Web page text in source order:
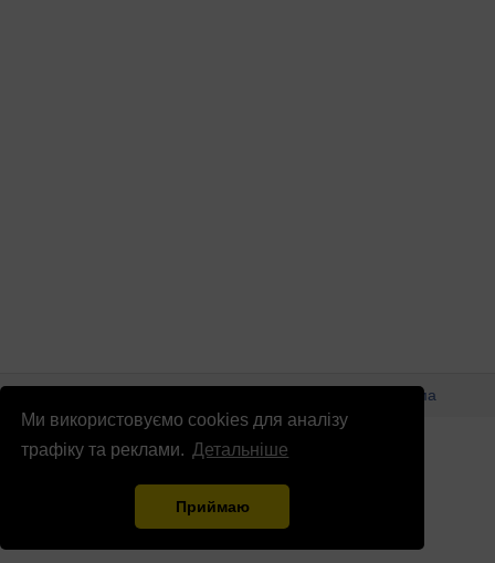
Ми використовуємо cookies для аналізу
трафіку та реклами. Детальніше
Приймаю
© Патріоти України 2026 Правова інформація
Реклама
info@patrioty.org.ua